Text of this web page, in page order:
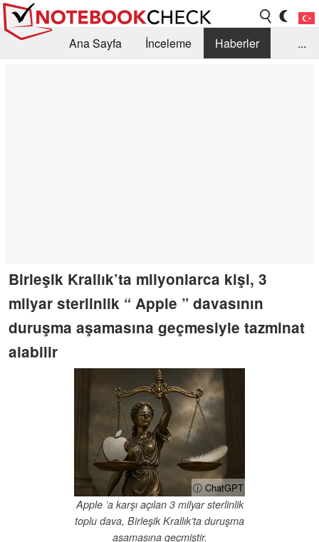
Ana Sayfa İnceleme
Haberler
...
Birleşik Krallık’ta milyonlarca kişi, 3
milyar sterlinlik “ Apple ” davasının
duruşma aşamasına geçmesiyle tazminat
alabilir
ⓘ ChatGPT
Apple ’a karşı açılan 3 milyar sterlinlik
toplu dava, Birleşik Krallık’ta duruşma
aşamasına geçmiştir.